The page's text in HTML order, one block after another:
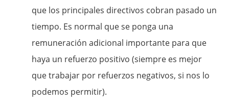
que los principales directivos cobran pasado un
tiempo. Es normal que se ponga una
remuneración adicional importante para que
haya un refuerzo positivo (siempre es mejor
que trabajar por refuerzos negativos, si nos lo
podemos permitir).